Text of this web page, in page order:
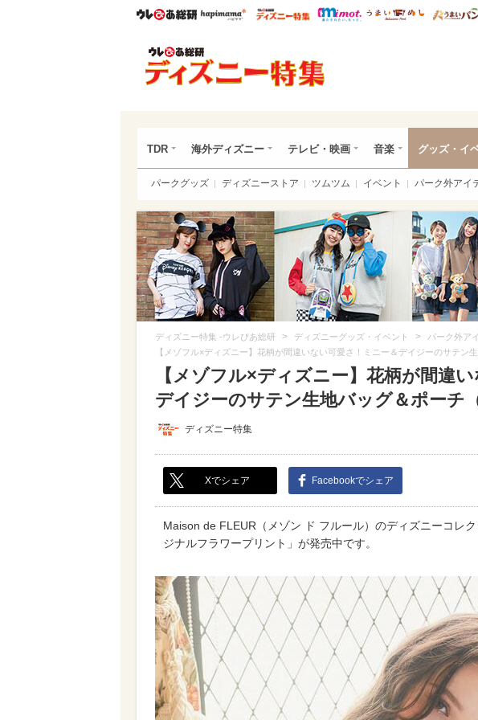
ウレぴあ総研ハピママ* ウレぴあ総研 ディズニー特集
mimot. うまいめ
TDR 海外ディズニー テレビ・映画 音楽 グッズ・イ
パークグッズ ディズニーストア ツムツム イベント パーク外アイ
ディズニー特集 -ウレぴあ総研 > ディズニーグッズ・イベント > パーク外ア
【メゾフル×ディズニー】花柄が間違いない可愛さ！ミニー＆デイジーのサテン
【メゾフル×ディズニー】花柄が間違
デイジーのサテン生地バッグ＆ポーチ（
ディズニー特集
Xでシェア Facebookでシェア
Maison de FLEUR（メゾン ド フルール）のディズニーコレ
ジナルフラワープリント」が発売中です。